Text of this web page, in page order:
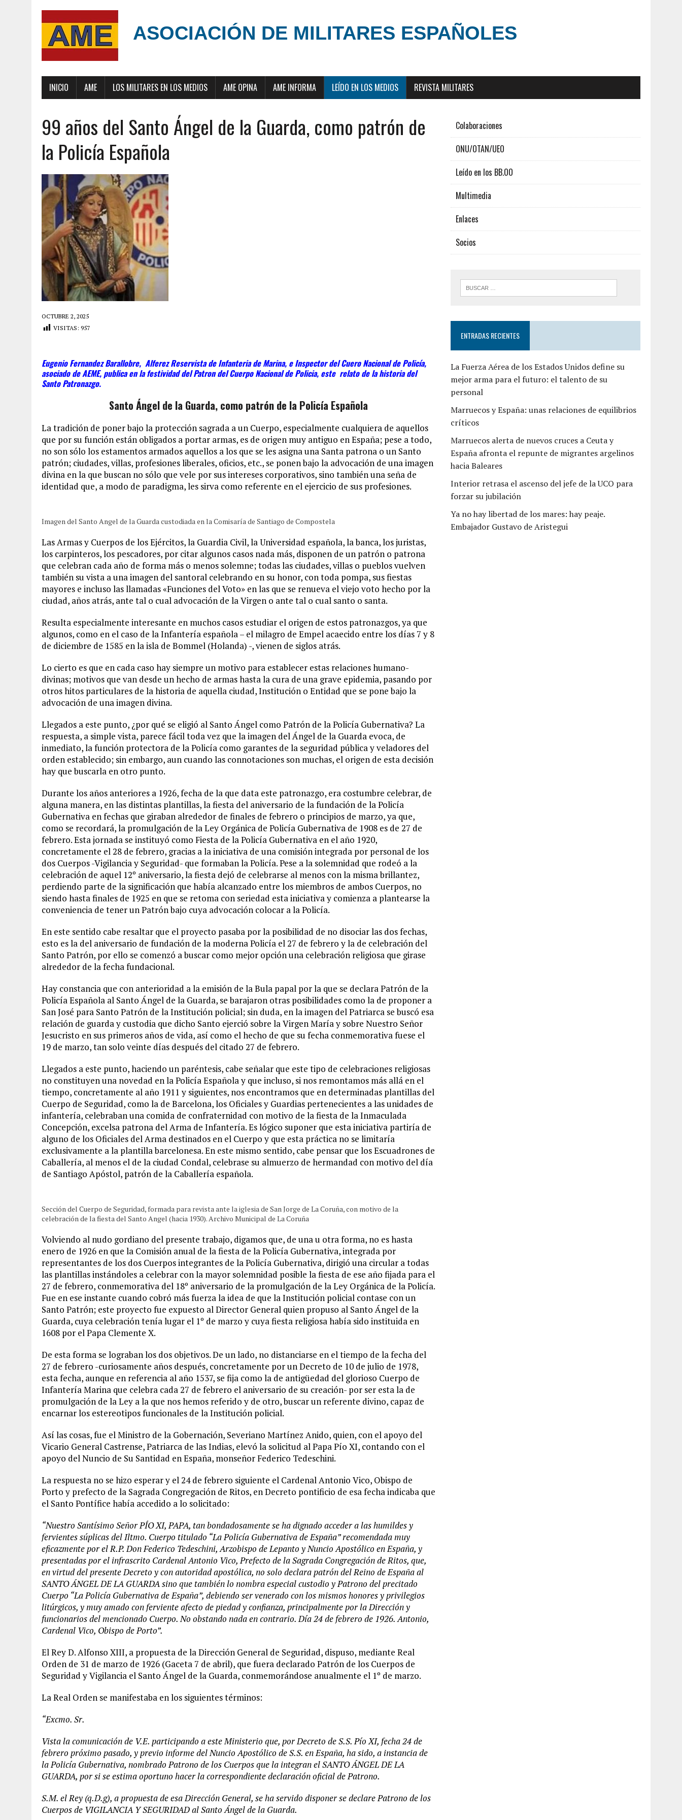
ASOCIACIÓN DE MILITARES ESPAÑOLES
INICIO AME LOS MILITARES EN LOS MEDIOS AME OPINA AME INFORMA LEÍDO EN LOS MEDIOS REVISTA MILITARES
99 años del Santo Ángel de la Guarda, como patrón de
la Policía Española
OCTUBRE 2, 2025
VISITAS: 957
Eugenio Fernandez Barallobre, Alferez Reservista de Infanteria de Marina, e Inspector del Cuero Nacional de Policía,
asociado de AEME, publica en la festividad del Patron del Cuerpo Nacional de Policia, este relato de la historia del
Santo Patronazgo.
Santo Ángel de la Guarda, como patrón de la Policía Española
La tradición de poner bajo la protección sagrada a un Cuerpo, especialmente cualquiera de aquellos
que por su función están obligados a portar armas, es de origen muy antiguo en España; pese a todo,
no son sólo los estamentos armados aquellos a los que se les asigna una Santa patrona o un Santo
patrón; ciudades, villas, profesiones liberales, oficios, etc., se ponen bajo la advocación de una imagen
divina en la que buscan no sólo que vele por sus intereses corporativos, sino también una seña de
identidad que, a modo de paradigma, les sirva como referente en el ejercicio de sus profesiones.
Imagen del Santo Angel de la Guarda custodiada en la Comisaría de Santiago de Compostela
Las Armas y Cuerpos de los Ejércitos, la Guardia Civil, la Universidad española, la banca, los juristas,
los carpinteros, los pescadores, por citar algunos casos nada más, disponen de un patrón o patrona
que celebran cada año de forma más o menos solemne; todas las ciudades, villas o pueblos vuelven
también su vista a una imagen del santoral celebrando en su honor, con toda pompa, sus fiestas
mayores e incluso las llamadas «Funciones del Voto» en las que se renueva el viejo voto hecho por la
ciudad, años atrás, ante tal o cual advocación de la Virgen o ante tal o cual santo o santa.
Resulta especialmente interesante en muchos casos estudiar el origen de estos patronazgos, ya que
algunos, como en el caso de la Infantería española – el milagro de Empel acaecido entre los días 7 y 8
de diciembre de 1585 en la isla de Bommel (Holanda) -, vienen de siglos atrás.
Lo cierto es que en cada caso hay siempre un motivo para establecer estas relaciones humano-
divinas; motivos que van desde un hecho de armas hasta la cura de una grave epidemia, pasando por
otros hitos particulares de la historia de aquella ciudad, Institución o Entidad que se pone bajo la
advocación de una imagen divina.
Llegados a este punto, ¿por qué se eligió al Santo Ángel como Patrón de la Policía Gubernativa? La
respuesta, a simple vista, parece fácil toda vez que la imagen del Ángel de la Guarda evoca, de
inmediato, la función protectora de la Policía como garantes de la seguridad pública y veladores del
orden establecido; sin embargo, aun cuando las connotaciones son muchas, el origen de esta decisión
hay que buscarla en otro punto.
Durante los años anteriores a 1926, fecha de la que data este patronazgo, era costumbre celebrar, de
alguna manera, en las distintas plantillas, la fiesta del aniversario de la fundación de la Policía
Gubernativa en fechas que giraban alrededor de finales de febrero o principios de marzo, ya que,
como se recordará, la promulgación de la Ley Orgánica de Policía Gubernativa de 1908 es de 27 de
febrero. Esta jornada se instituyó como Fiesta de la Policía Gubernativa en el año 1920,
concretamente el 28 de febrero, gracias a la iniciativa de una comisión integrada por personal de los
dos Cuerpos -Vigilancia y Seguridad- que formaban la Policía. Pese a la solemnidad que rodeó a la
celebración de aquel 12º aniversario, la fiesta dejó de celebrarse al menos con la misma brillantez,
perdiendo parte de la significación que había alcanzado entre los miembros de ambos Cuerpos, no
siendo hasta finales de 1925 en que se retoma con seriedad esta iniciativa y comienza a plantearse la
conveniencia de tener un Patrón bajo cuya advocación colocar a la Policía.
En este sentido cabe resaltar que el proyecto pasaba por la posibilidad de no disociar las dos fechas,
esto es la del aniversario de fundación de la moderna Policía el 27 de febrero y la de celebración del
Santo Patrón, por ello se comenzó a buscar como mejor opción una celebración religiosa que girase
alrededor de la fecha fundacional.
Hay constancia que con anterioridad a la emisión de la Bula papal por la que se declara Patrón de la
Policía Española al Santo Ángel de la Guarda, se barajaron otras posibilidades como la de proponer a
San José para Santo Patrón de la Institución policial; sin duda, en la imagen del Patriarca se buscó esa
relación de guarda y custodia que dicho Santo ejerció sobre la Virgen María y sobre Nuestro Señor
Jesucristo en sus primeros años de vida, así como el hecho de que su fecha conmemorativa fuese el
19 de marzo, tan solo veinte días después del citado 27 de febrero.
Llegados a este punto, haciendo un paréntesis, cabe señalar que este tipo de celebraciones religiosas
no constituyen una novedad en la Policía Española y que incluso, si nos remontamos más allá en el
tiempo, concretamente al año 1911 y siguientes, nos encontramos que en determinadas plantillas del
Cuerpo de Seguridad, como la de Barcelona, los Oficiales y Guardias pertenecientes a las unidades de
infantería, celebraban una comida de confraternidad con motivo de la fiesta de la Inmaculada
Concepción, excelsa patrona del Arma de Infantería. Es lógico suponer que esta iniciativa partiría de
alguno de los Oficiales del Arma destinados en el Cuerpo y que esta práctica no se limitaría
exclusivamente a la plantilla barcelonesa. En este mismo sentido, cabe pensar que los Escuadrones de
Caballería, al menos el de la ciudad Condal, celebrase su almuerzo de hermandad con motivo del día
de Santiago Apóstol, patrón de la Caballería española.
Sección del Cuerpo de Seguridad, formada para revista ante la iglesia de San Jorge de La Coruña, con motivo de la
celebración de la fiesta del Santo Angel (hacia 1930). Archivo Municipal de La Coruña
Volviendo al nudo gordiano del presente trabajo, digamos que, de una u otra forma, no es hasta
enero de 1926 en que la Comisión anual de la fiesta de la Policía Gubernativa, integrada por
representantes de los dos Cuerpos integrantes de la Policía Gubernativa, dirigió una circular a todas
las plantillas instándoles a celebrar con la mayor solemnidad posible la fiesta de ese año fijada para el
27 de febrero, conmemorativa del 18º aniversario de la promulgación de la Ley Orgánica de la Policía.
Fue en ese instante cuando cobró más fuerza la idea de que la Institución policial contase con un
Santo Patrón; este proyecto fue expuesto al Director General quien propuso al Santo Ángel de la
Guarda, cuya celebración tenía lugar el 1º de marzo y cuya fiesta religiosa había sido instituida en
1608 por el Papa Clemente X.
De esta forma se lograban los dos objetivos. De un lado, no distanciarse en el tiempo de la fecha del
27 de febrero -curiosamente años después, concretamente por un Decreto de 10 de julio de 1978,
esta fecha, aunque en referencia al año 1537, se fija como la de antigüedad del glorioso Cuerpo de
Infantería Marina que celebra cada 27 de febrero el aniversario de su creación- por ser esta la de
promulgación de la Ley a la que nos hemos referido y de otro, buscar un referente divino, capaz de
encarnar los estereotipos funcionales de la Institución policial.
Así las cosas, fue el Ministro de la Gobernación, Severiano Martínez Anido, quien, con el apoyo del
Vicario General Castrense, Patriarca de las Indias, elevó la solicitud al Papa Pío XI, contando con el
apoyo del Nuncio de Su Santidad en España, monseñor Federico Tedeschini.
La respuesta no se hizo esperar y el 24 de febrero siguiente el Cardenal Antonio Vico, Obispo de
Porto y prefecto de la Sagrada Congregación de Ritos, en Decreto pontificio de esa fecha indicaba que
el Santo Pontífice había accedido a lo solicitado:
“Nuestro Santísimo Señor PÍO XI, PAPA, tan bondadosamente se ha dignado acceder a las humildes y
fervientes súplicas del Iltmo. Cuerpo titulado “La Policía Gubernativa de España” recomendada muy
eficazmente por el R.P. Don Federico Tedeschini, Arzobispo de Lepanto y Nuncio Apostólico en España, y
presentadas por el infrascrito Cardenal Antonio Vico, Prefecto de la Sagrada Congregación de Ritos, que,
en virtud del presente Decreto y con autoridad apostólica, no solo declara patrón del Reino de España al
SANTO ÁNGEL DE LA GUARDA sino que también lo nombra especial custodio y Patrono del precitado
Cuerpo “La Policía Gubernativa de España”, debiendo ser venerado con los mismos honores y privilegios
litúrgicos, y muy amado con ferviente afecto de piedad y confianza, principalmente por la Dirección y
funcionarios del mencionado Cuerpo. No obstando nada en contrario. Día 24 de febrero de 1926. Antonio,
Cardenal Vico, Obispo de Porto”.
El Rey D. Alfonso XIII, a propuesta de la Dirección General de Seguridad, dispuso, mediante Real
Orden de 31 de marzo de 1926 (Gaceta 7 de abril), que fuera declarado Patrón de los Cuerpos de
Seguridad y Vigilancia el Santo Ángel de la Guarda, conmemorándose anualmente el 1º de marzo.
La Real Orden se manifestaba en los siguientes términos:
“Excmo. Sr.
Vista la comunicación de V.E. participando a este Ministerio que, por Decreto de S.S. Pío XI, fecha 24 de
febrero próximo pasado, y previo informe del Nuncio Apostólico de S.S. en España, ha sido, a instancia de
la Policía Gubernativa, nombrado Patrono de los Cuerpos que la integran el SANTO ÁNGEL DE LA
GUARDA, por si se estima oportuno hacer la correspondiente declaración oficial de Patrono.
S.M. el Rey (q.D.g), a propuesta de esa Dirección General, se ha servido disponer se declare Patrono de los
Cuerpos de VIGILANCIA Y SEGURIDAD al Santo Ángel de la Guarda.
Colaboraciones
ONU/OTAN/UEO
Leído en los BB.OO
Multimedia
Enlaces
Socios
ENTRADAS RECIENTES
La Fuerza Aérea de los Estados Unidos define su
mejor arma para el futuro: el talento de su
personal
Marruecos y España: unas relaciones de equilibrios
críticos
Marruecos alerta de nuevos cruces a Ceuta y
España afronta el repunte de migrantes argelinos
hacia Baleares
Interior retrasa el ascenso del jefe de la UCO para
forzar su jubilación
Ya no hay libertad de los mares: hay peaje.
Embajador Gustavo de Aristegui